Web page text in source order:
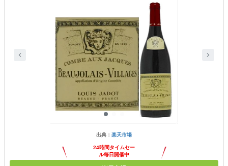
出典： 楽天市場
24時間タイムセー
ル毎日開催中